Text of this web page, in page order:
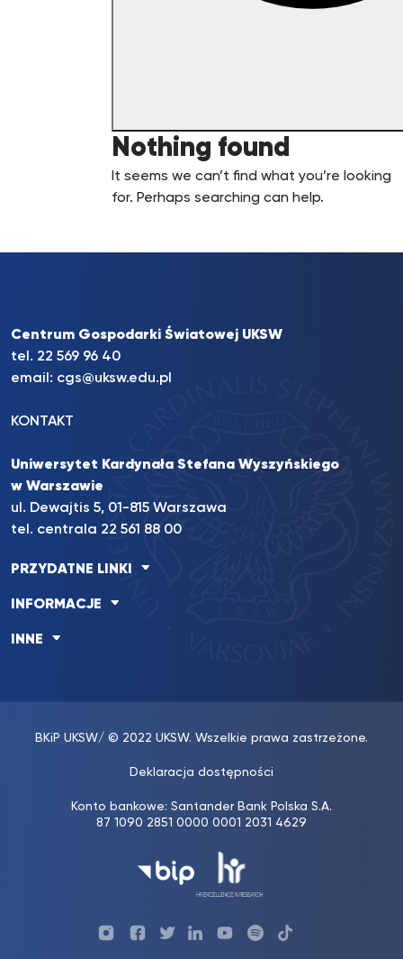
Nothing found
It seems we can’t find what you’re looking
for. Perhaps searching can help.
Centrum Gospodarki Światowej UKSW
tel. 22 569 96 40
email: cgs@uksw.edu.pl
KONTAKT
Uniwersytet Kardynała Stefana Wyszyńskiego
w Warszawie
ul. Dewajtis 5, 01-815 Warszawa
tel. centrala 22 561 88 00
PRZYDATNE LINKI
INFORMACJE
INNE
BKiP UKSW/ © 2022 UKSW. Wszelkie prawa zastrzeżone.
Deklaracja dostępności
Konto bankowe: Santander Bank Polska S.A.
87 1090 2851 0000 0001 2031 4629
Profil ProfilProfilProfil UKSWProfilUKSW